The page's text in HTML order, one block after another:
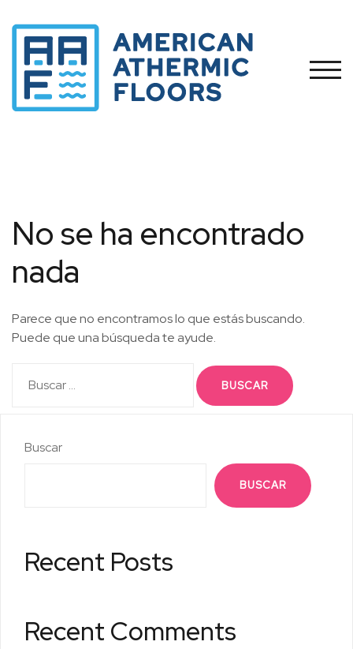
contenido
No se ha encontrado
nada
Parece que no encontramos lo que estás buscando.
Puede que una búsqueda te ayude.
Buscar
BUSCAR
Recent Posts
Recent Comments